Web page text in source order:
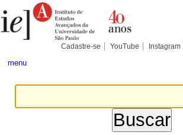
para
conteúdo.
Pessoais
Cadastre-se YouTube Instagram
menu